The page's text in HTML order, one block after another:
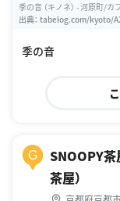
季の音 （キノネ） - 河原町/
出典： tabelog.com/kyoto/
季の音
G
SNOOPY茶
茶屋）